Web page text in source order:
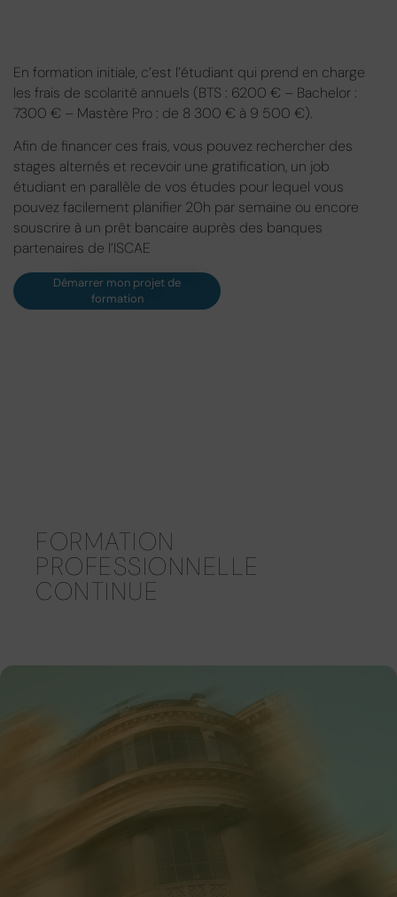
En formation initiale, c’est l’étudiant qui prend en charge
les frais de scolarité annuels (BTS : 6200 € – Bachelor :
7300 € – Mastère Pro : de 8 300 € à 9 500 €).
Afin de financer ces frais, vous pouvez rechercher des
stages alternés et recevoir une gratification, un job
étudiant en parallèle de vos études pour lequel vous
pouvez facilement planifier 20h par semaine ou encore
souscrire à un prêt bancaire auprès des banques
partenaires de l’ISCAE
Démarrer mon projet de
formation
FORMATION
PROFESSIONNELLE
CONTINUE